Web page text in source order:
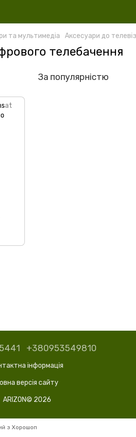
та мультимедіа Аксесуари до
телебачення
За популярністю
+380953549810
інформація
версія сайту
ARIZON© 2026
з Хорошоп